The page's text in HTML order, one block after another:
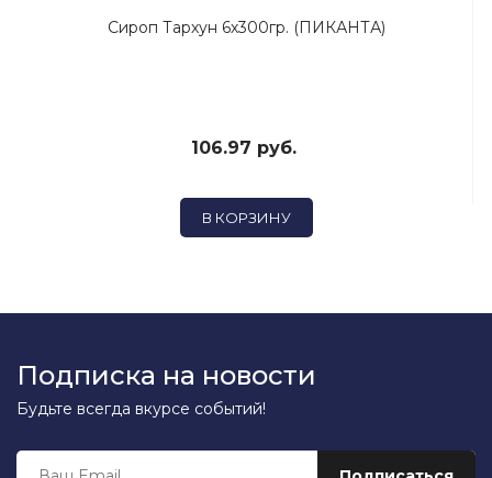
Сироп Тархун 6х300гр. (ПИКАНТА)
106.97 руб.
В КОРЗИНУ
Подписка на новости
Будьте всегда вкурсе событий!